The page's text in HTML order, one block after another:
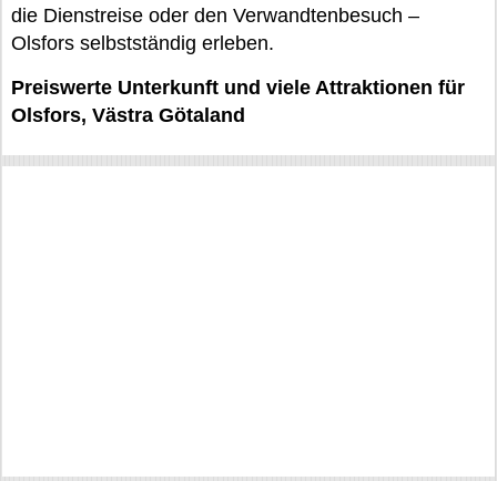
die Dienstreise oder den Verwandtenbesuch –
Olsfors selbstständig erleben.
Preiswerte Unterkunft und viele Attraktionen für
Olsfors, Västra Götaland